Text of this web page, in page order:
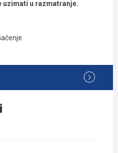
uzimati u razmatranje.